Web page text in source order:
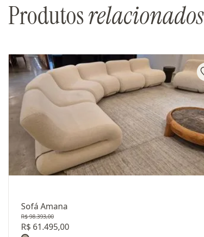
Produtos relacionados
Sofá Amana
R$ 98.393,00
R$ 61.495,00